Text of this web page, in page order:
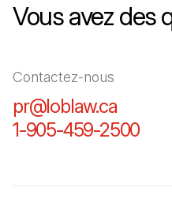
Vous avez des
Contactez-nous
pr@loblaw.ca
1-905-459-2500